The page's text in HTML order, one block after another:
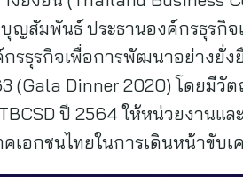
บุญสัมพันธ์ ประธานองค์กรธุรกิ
กรธุรกิจเพื่อการพัฒนาอย่างยั่
(Gala Dinner 2020) โดยมีวั
ปี 2564 ให้หน่วยงานแ
อกชนไทยในการเดินหน้าขับเ